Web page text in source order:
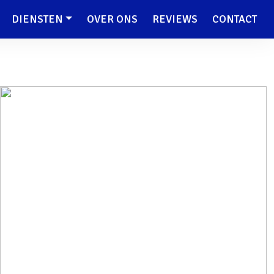
DIENSTEN OVER ONS REVIEWS CONTACT